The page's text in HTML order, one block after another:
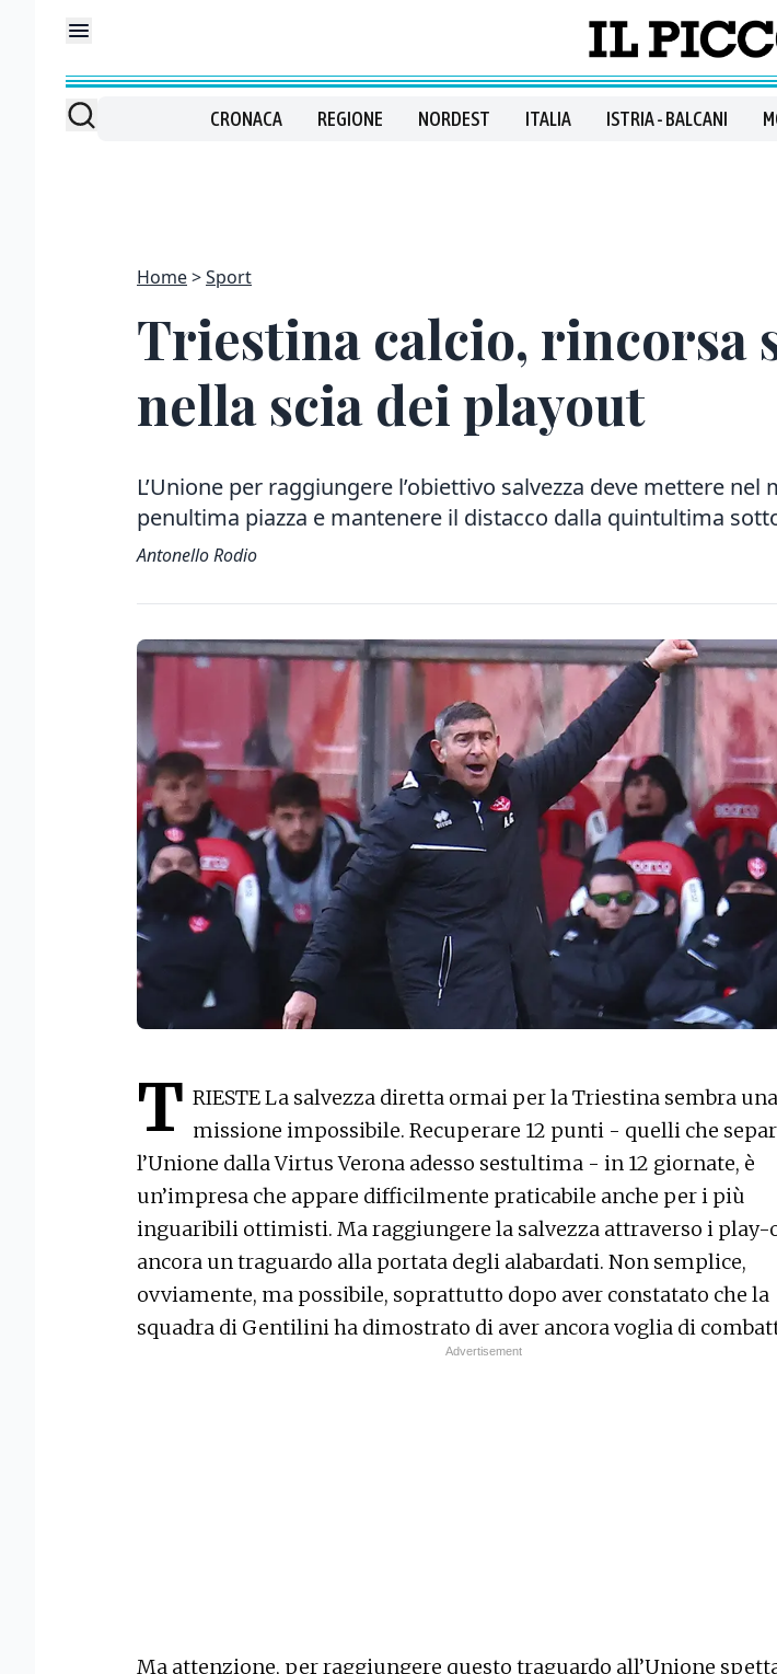
CRONACA REGIONE NORDEST ITALIA ISTRIA - BALCANI
Home Sport
Triestina calcio, rincorsa
nella scia dei playout
L’Unione per raggiungere l’obiettivo salvezza deve mettere nel
penultima piazza e mantenere il distacco dalla quintultima
Antonello Rodio
T RIESTELa salvezza diretta ormai per la Triestina sembra una
missione impossibile. Recuperare 12 punti - quelli che
l’Unione dalla Virtus Verona adesso sestultima - in 12 giornate, è
un’impresa che appare difficilmente praticabile anche per i più
inguaribili ottimisti. Ma raggiungere la salvezza attraverso i play-
ancora un traguardo alla portata degli alabardati. Non semplice,
ovviamente, ma possibile, soprattutto dopo aver constatato che la
squadra di Gentilini ha dimostrato di aver ancora voglia di
Ma attenzione, per raggiungere questo traguardo all’Unione